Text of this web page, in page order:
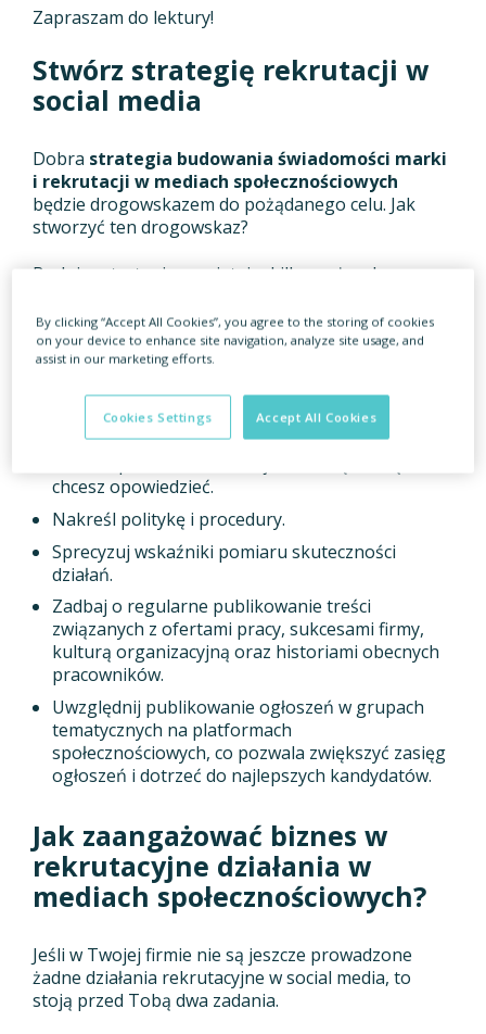
Zapraszam do lektury!
Stwórz strategię rekrutacji w
social media
Dobra strategia budowania świadomości marki
i rekrutacji w mediach społecznościowych
będzie drogowskazem do pożądanego celu. Jak
stworzyć ten drogowskaz?
Budując strategię pamiętaj o kilku ważnych
Zaangażuj biznes.
Rozważ, z jakich kanałów i narzędzi chcesz
korzystać w swojej komunikacji.
chcesz opowiedzieć.
Nakreśl politykę i procedury.
Sprecyzuj wskaźniki pomiaru skuteczności
działań.
Zadbaj o regularne publikowanie treści
związanych z ofertami pracy, sukcesami firmy,
kulturą organizacyjną oraz historiami obecnych
pracowników.
Uwzględnij publikowanie ogłoszeń w grupach
tematycznych na platformach
społecznościowych, co pozwala zwiększyć zasięg
ogłoszeń i dotrzeć do najlepszych kandydatów.
Jak zaangażować biznes w
rekrutacyjne działania w
mediach społecznościowych?
Jeśli w Twojej firmie nie są jeszcze prowadzone
żadne działania rekrutacyjne w social media, to
stoją przed Tobą dwa zadania.
By clicking “Accept All Cookies”, you agree to the storing of cookies
on your device to enhance site navigation, analyze site usage, and
assist in our marketing efforts.
Accept All Cookies
Cookies Settings